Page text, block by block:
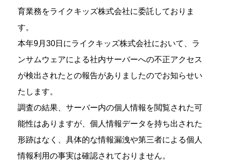
育業務をライクキッズ株式会社に委託しておりま
す。
本年9月30日にライクキッズ株式会社において、ラ
ンサムウェアによる社内サーバーへの不正アクセス
が検出されたとの報告がありましたのでお知らせい
たします。
調査の結果、サーバー内の個人情報を閲覧された可
能性はありますが、個人情報データを持ち出された
形跡はなく、具体的な情報漏洩や第三者による個人
情報利用の事実は確認されておりません。